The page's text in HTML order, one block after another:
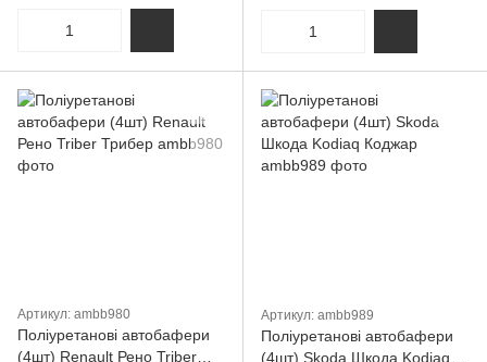
Артикул: ambb980
Поліуретанові автобафери
(4шт) Renault Рено Triber
Артикул: ambb989
Поліуретанові автобафери
(4шт) Skoda Шкода Kodiaq